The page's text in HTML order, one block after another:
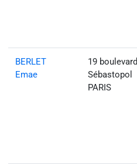
BERLET
Emae
19 boulevard
Sébastopol
PARIS